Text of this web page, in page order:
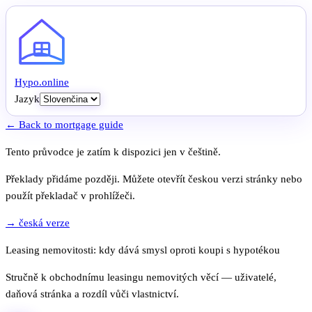
Hypo.online
Jazyk
← Back to mortgage guide
Tento průvodce je zatím k dispozici jen v češtině.
Překlady přidáme později. Můžete otevřít českou verzi stránky nebo
použít překladač v prohlížeči.
→ česká verze
Leasing nemovitosti: kdy dává smysl oproti koupi s hypotékou
Stručně k obchodnímu leasingu nemovitých věcí — uživatelé,
daňová stránka a rozdíl vůči vlastnictví.